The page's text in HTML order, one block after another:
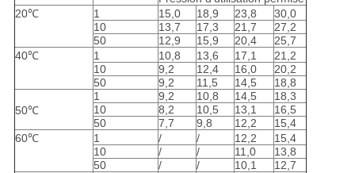
20℃
1 15,0 18,9 23,8
30,0
10
13,7 17,3 21,7
27,2
50
12,9 15,9 20,4
25,7
40℃
1 10,8 13,6 17,1
21,2
10
9,2 12,4 16,0
20,2
50
9,2 11,5 14,5 18,8
50℃
1 9,2 10,8 14,5
18,3
10
8,2 10,5 13,1
16,5
50
7,7 9,8 12,2
15,4
60℃
1 / / 12,2
15,4
10
/ / 11,0
13,8
50
/ / 10,1
12,7